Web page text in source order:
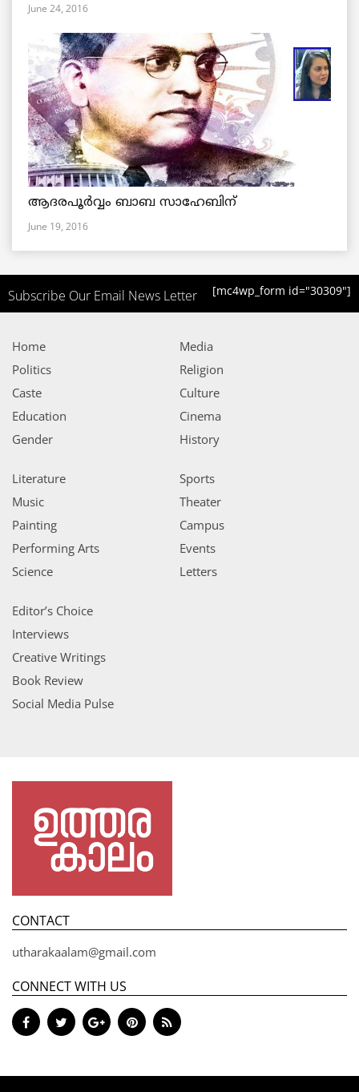
June 24, 2016
ആദരപൂര്‍വ്വം ബാബ സാഹേബിന്
June 19, 2016
Subscribe Our Email News Letter [mc4wp_form id="30309"]
Home
Politics
Caste
Education
Gender
Media
Religion
Culture
Cinema
History
Literature
Music
Painting
Performing Arts
Science
Sports
Theater
Campus
Events
Letters
Editor’s Choice
Interviews
Creative Writings
Book Review
Social Media Pulse
CONTACT
utharakaalam@gmail.com
CONNECT WITH US